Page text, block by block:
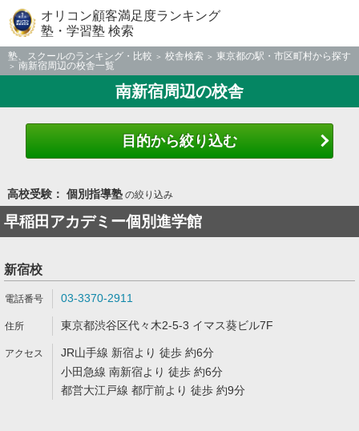
オリコン顧客満足度ランキング
塾・学習塾 検索
塾、スクールのランキング・比較 校舎検索
東京都の駅・市区町村から探す
南新宿周辺の校舎一覧
南新宿周辺の校舎
目的から絞り込む
高校受験： 個別指導塾の絞り込み
早稲田アカデミー個別進学館
新宿校
03-3370-2911
東京都渋谷区代々木2-5-3 イマス葵ビル7F
JR山手線 新宿より 徒歩 約6分
小田急線 南新宿より 徒歩 約6分
都営大江戸線 都庁前より 徒歩 約9分